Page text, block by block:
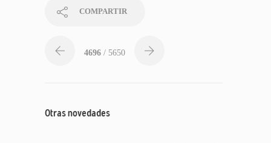
COMPARTIR
4696 / 5650
Otras novedades